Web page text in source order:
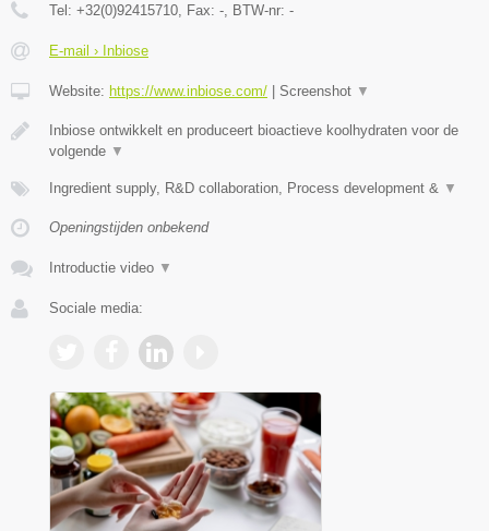
Tel: +32(0)92415710 , Fax: - , BTW-nr: -
E-mail › Inbiose
Website: https://www.inbiose.com/ Screenshot ▼
Inbiose ontwikkelt en produceert bioactieve koolhydraten voor de
volgende ▼
Ingredient supply, R&D collaboration, Process development & ▼
Openingstijden onbekend
Introductie video ▼
Sociale media: